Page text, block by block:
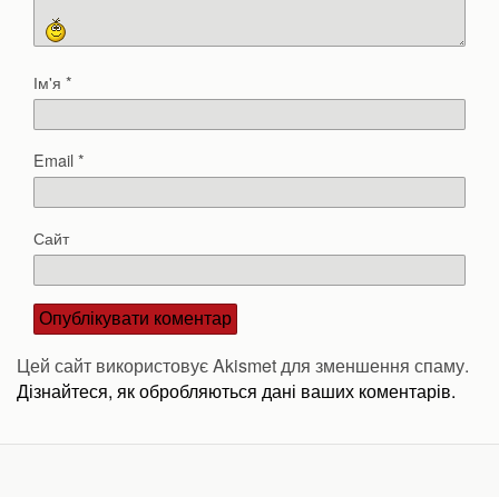
Ім'я *
Email*
Сайт
Цей сайт використовує Akismet для зменшення спаму.
Дізнайтеся, як обробляються дані ваших коментарів.